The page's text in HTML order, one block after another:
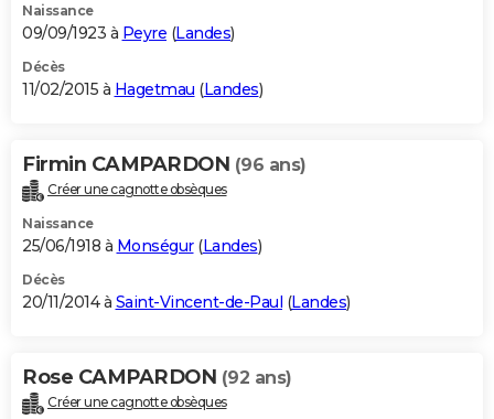
Naissance
09/09/1923 à Peyre (Landes)
Décès
11/02/2015 à Hagetmau (Landes)
Firmin CAMPARDON (96 ans)
Créer une cagnotte obsèques
Naissance
25/06/1918 à Monségur(Landes)
Décès
20/11/2014 à Saint-Vincent-de-Paul (Landes)
Rose CAMPARDON (92 ans)
Créer une cagnotte obsèques